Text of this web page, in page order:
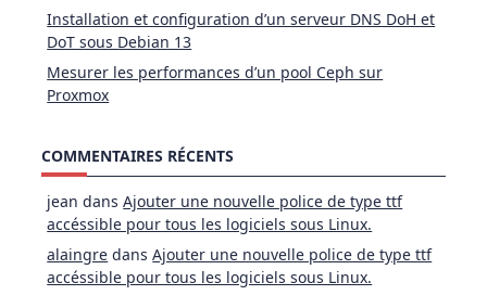
Installation et configuration d’un serveur DNS DoH et
DoT sous Debian 13
Mesurer les performances d’un pool Ceph sur
Proxmox
COMMENTAIRES RÉCENTS
jean dansAjouter une nouvelle police de type ttf
accéssible pour tous les logiciels sous Linux.
alaingre dansAjouter une nouvelle police de type ttf
accéssible pour tous les logiciels sous Linux.